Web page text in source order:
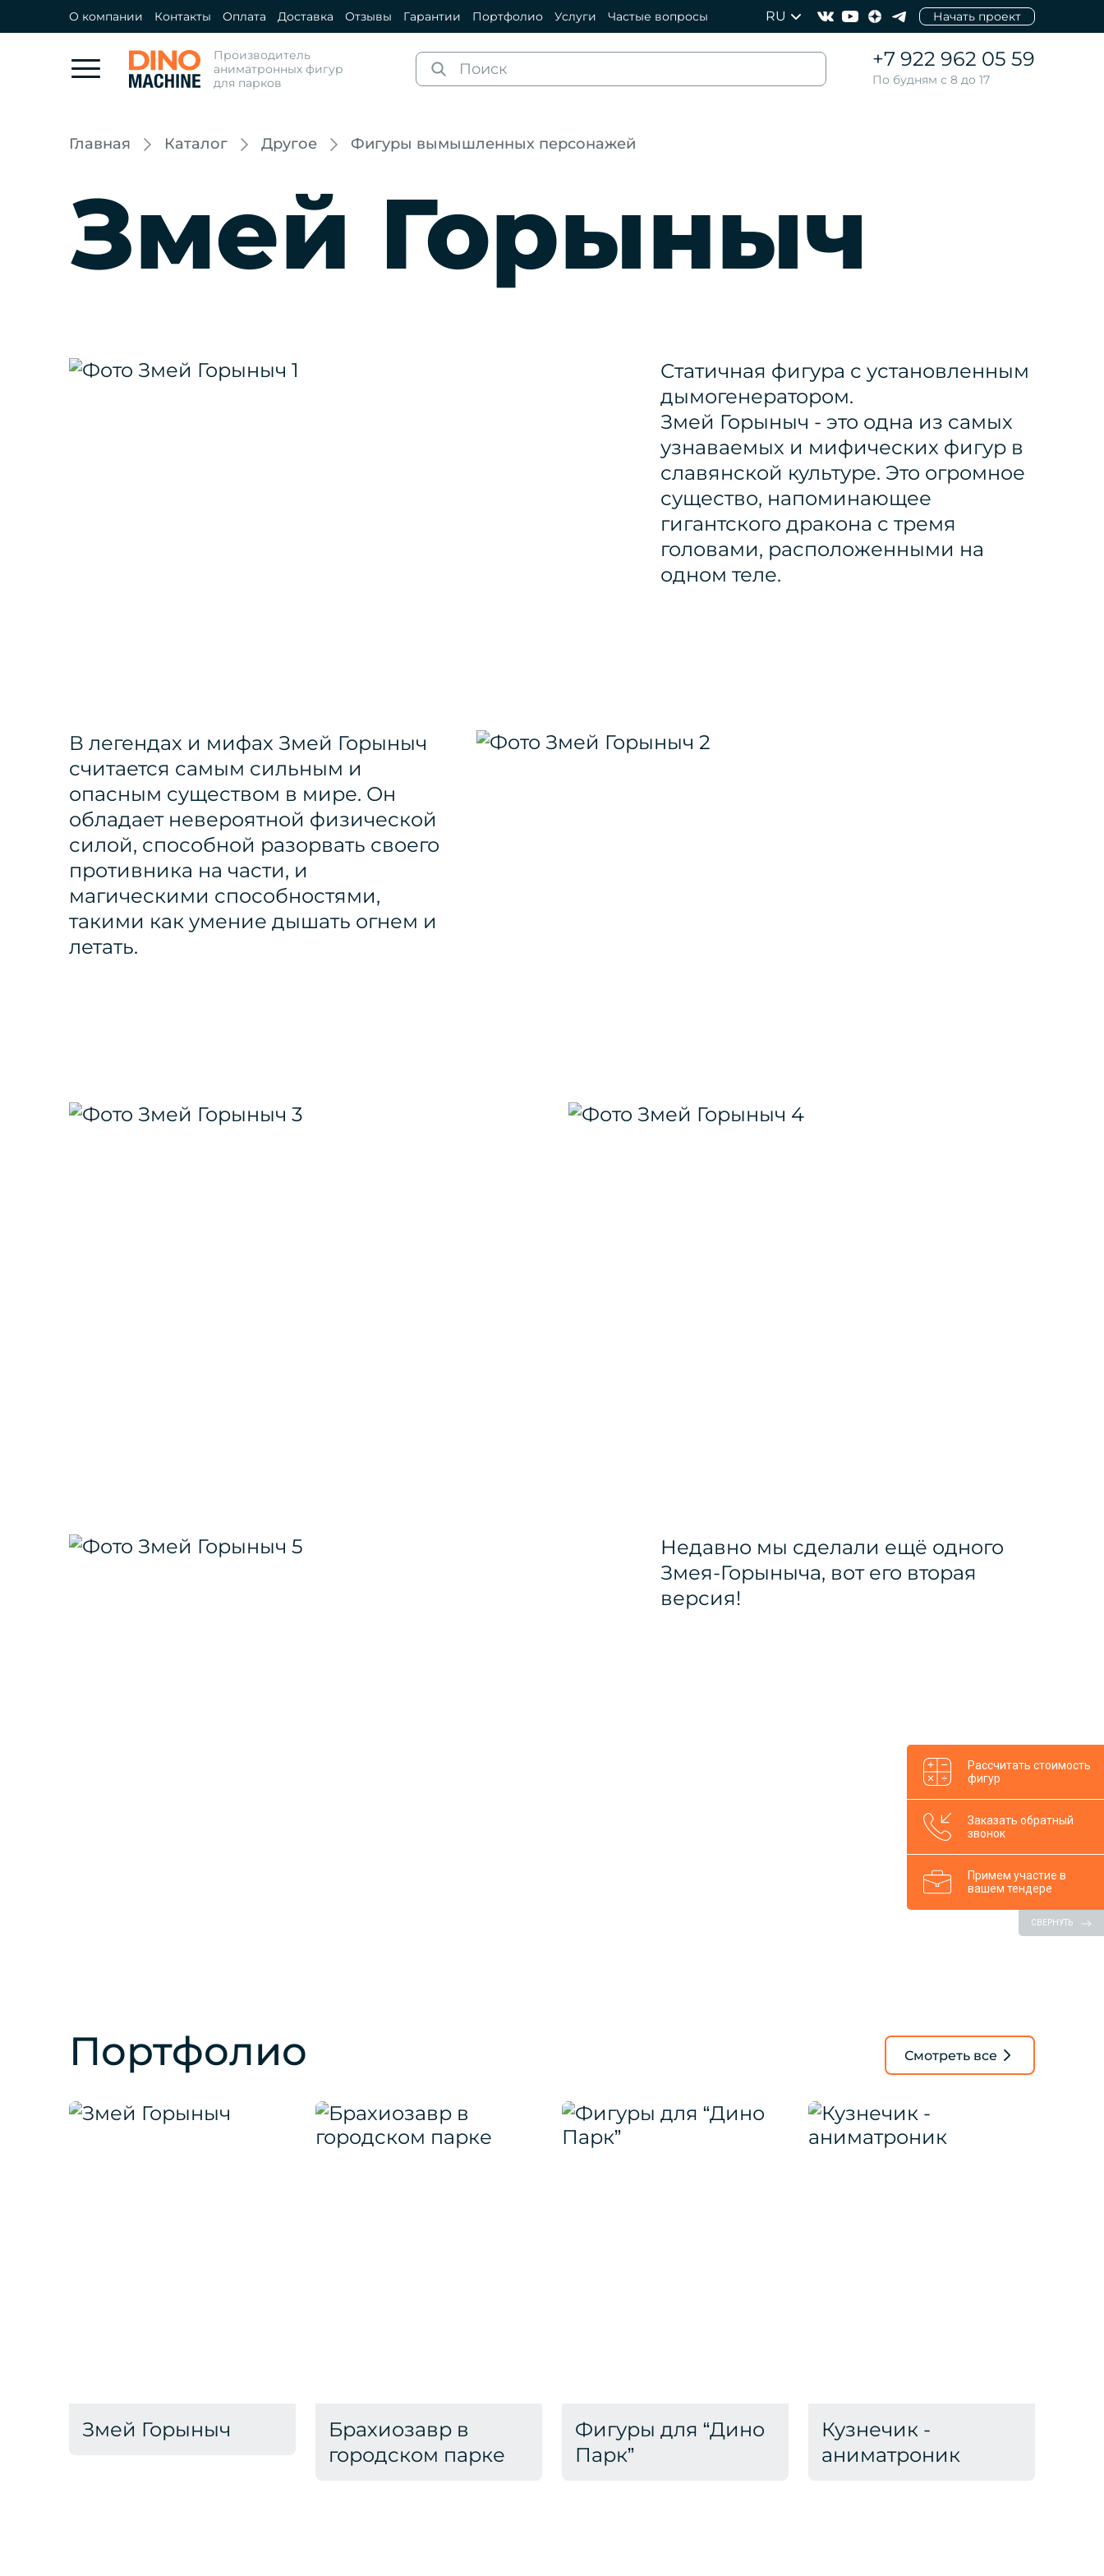
О компании Контакты Оплата Доставка Отзывы Гарантии Портфолио Услуги Частые вопросы RU Начать проект
Производитель
аниматронных фигур
для парков
+7 922 962 05 59
По будням с 8 до 17
Главная Каталог Другое Фигуры вымышленных персонажей
Змей Горыныч
Статичная фигура с установленным
дымогенератором.
Змей Горыныч - это одна из самых
узнаваемых и мифических фигур в
славянской культуре. Это огромное
существо, напоминающее
гигантского дракона с тремя
головами, расположенными на
одном теле.
В легендах и мифах Змей Горыныч
считается самым сильным и
опасным существом в мире. Он
обладает невероятной физической
силой, способной разорвать своего
противника на части, и
магическими способностями,
такими как умение дышать огнем и
летать.
Недавно мы сделали ещё одного
Змея-Горыныча, вот его вторая
версия!
Портфолио Смотреть все
Змей Горыныч
Брахиозавр в
городском парке
Фигуры для “Дино
Парк”
Кузнечик -
аниматроник
Рассчитать стоимость
фигур
Заказать обратный
звонок
Примем участие в
вашем тендере
СВЕРНУТЬ